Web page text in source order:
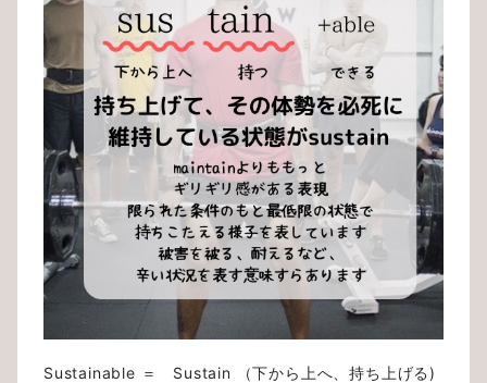
Sustainable ＝ Sustain （下から上へ、持ち上げる)